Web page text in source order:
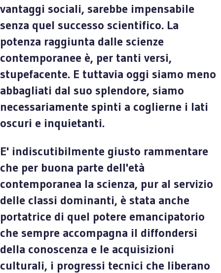
vantaggi sociali, sarebbe impensabile
senza quel successo scientifico. La
potenza raggiunta dalle scienze
contemporanee è, per tanti versi,
stupefacente. E tuttavia oggi siamo meno
abbagliati dal suo splendore, siamo
necessariamente spinti a coglierne i lati
oscuri e inquietanti.
E' indiscutibilmente giusto rammentare
che per buona parte dell'età
contemporanea la scienza, pur al servizio
delle classi dominanti, è stata anche
portatrice di quel potere emancipatorio
che sempre accompagna il diffondersi
della conoscenza e le acquisizioni
culturali, i progressi tecnici che liberano